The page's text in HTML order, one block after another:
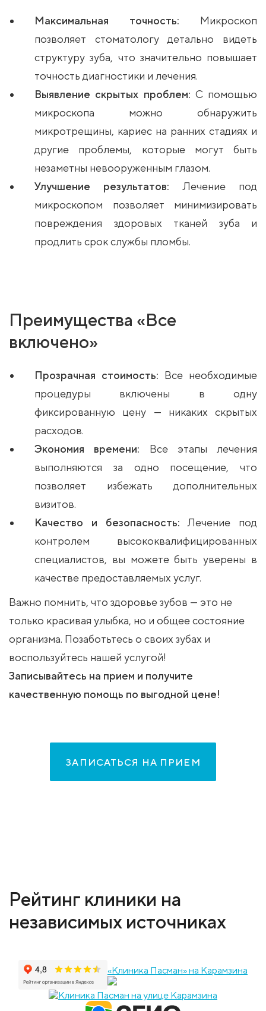
Максимальная точность: Микроскоп
позволяет стоматологу детально видеть
структуру зуба, что значительно повышает
точность диагностики и лечения.
Выявление скрытых проблем: С помощью
микроскопа можно обнаружить
микротрещины, кариес на ранних стадиях и
другие проблемы, которые могут быть
незаметны невооруженным глазом.
Улучшение результатов: Лечение под
микроскопом позволяет минимизировать
повреждения здоровых тканей зуба и
продлить срок службы пломбы.
Преимущества «Все
включено»
Прозрачная стоимость: Все необходимые
процедуры включены в одну
фиксированную цену — никаких скрытых
расходов.
Экономия времени: Все этапы лечения
выполняются за одно посещение, что
позволяет избежать дополнительных
визитов.
Качество и безопасность: Лечение под
контролем высококвалифицированных
специалистов, вы можете быть уверены в
качестве предоставляемых услуг.
Важно помнить, что здоровье зубов — это не
только красивая улыбка, но и общее состояние
организма. Позаботьтесь о своих зубах и
воспользуйтесь нашей услугой!
Записывайтесь на прием и получите
качественную помощь по выгодной цене!
ЗАПИСАТЬСЯ НА ПРИЕМ
Рейтинг клиники на
независимых источниках
«Клиника Пасман» на Карамзина